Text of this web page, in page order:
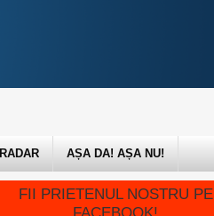
RADAR AȘA DA! AȘA NU!
FII PRIETENUL NOSTRU PE